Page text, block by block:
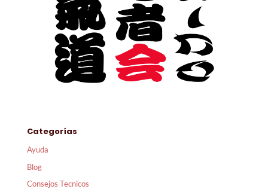
Categorías
Ayuda
Blog
Consejos Tecnicos